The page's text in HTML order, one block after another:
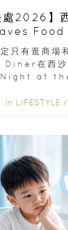
處2026】
場只有逛商
在西沙
Night at
In LIFESTYLE /